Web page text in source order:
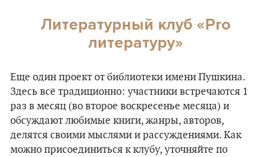
Литературный клуб «Pro
литературу»
Еще один проект от библиотеки имени Пушкина.
Здесь всё традиционно: участники встречаются 1
раз в месяц (во второе воскресенье месяца) и
обсуждают любимые книги, жанры, авторов,
делятся своими мыслями и рассуждениями. Как
можно присоединиться к клубу, уточняйте по